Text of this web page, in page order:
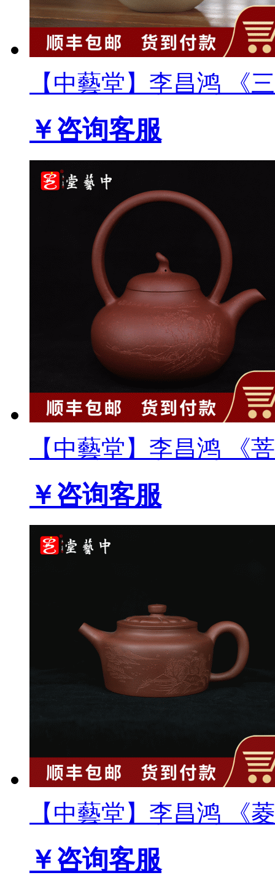
【中藝堂】李昌鸿 《
￥咨询客服
【中藝堂】李昌鸿 《
￥咨询客服
【中藝堂】李昌鸿 《
￥咨询客服